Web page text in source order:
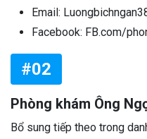
Email:
Facebook: FB.com/
#02
Phòng khám Ông
Bổ sung tiếp theo trong